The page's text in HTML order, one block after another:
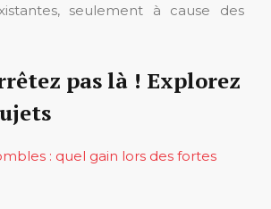
seulement à cause des
pas là ! Explorez
: quel gain lors des fortes